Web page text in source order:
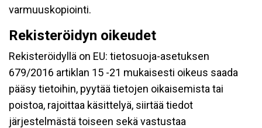
varmuuskopiointi.
Rekisteröidyn oikeudet
Rekisteröidyllä on EU: tietosuoja-asetuksen
679/2016 artiklan 15 -21 mukaisesti oikeus saada
pääsy tietoihin, pyytää tietojen oikaisemista tai
poistoa, rajoittaa käsittelyä, siirtää tiedot
järjestelmästä toiseen sekä vastustaa